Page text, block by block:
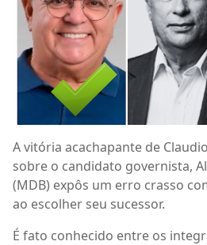
A vitória acachapante de
sobre o candidato governista,
(MDB) expôs um erro crasso
ao escolher seu sucessor.
É fato conhecido entre os